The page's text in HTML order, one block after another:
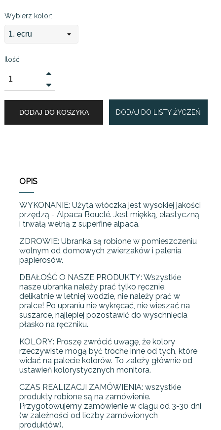
Wybierz kolor:
Ilość
DODAJ DO KOSZYKA DODAJ DO LISTY ŻYCZEŃ
OPIS
WYKONANIE: Użyta włóczka jest wysokiej jakości
przędzą - Alpaca Bouclé. Jest miękką, elastyczną
i trwałą wełną z superfine alpaca.
ZDROWIE: Ubranka są robione w pomieszczeniu
wolnym od domowych zwierzaków i palenia
papierosów.
DBAŁOŚĆ O NASZE PRODUKTY: Wszystkie
nasze ubranka należy prać tylko ręcznie,
delikatnie w letniej wodzie, nie należy prać w
pralce! Po upraniu nie wykręcać, nie wieszać na
suszarce, najlepiej pozostawić do wyschnięcia
płasko na ręczniku.
KOLORY: Proszę zwrócić uwagę, że kolory
rzeczywiste mogą być trochę inne od tych, które
widać na palecie kolorów. To zależy głównie od
ustawień kolorystycznych monitora.
CZAS REALIZACJI ZAMÓWIENIA: wszystkie
produkty robione są na zamówienie.
Przygotowujemy zamówienie w ciągu od 3-30 dni
(w zależności od liczby zamówionych
produktów).